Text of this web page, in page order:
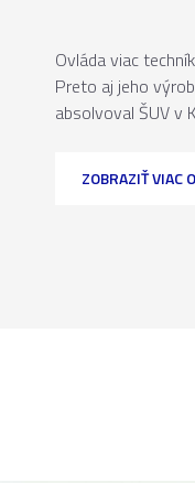
Ovláda viac
Preto aj jeho
absolvoval ŠUV v
ZOBRAZIŤ VIAC